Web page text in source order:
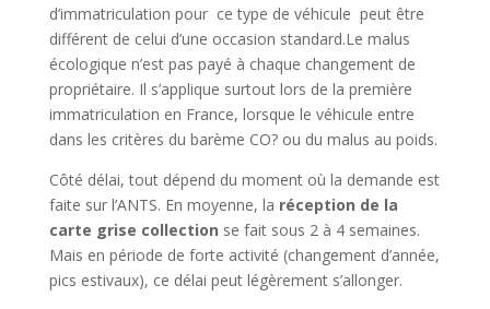
d’immatriculation pour ce type de véhicule peut être
différent de celui d’une occasion standard.Le malus
écologique n’est pas payé à chaque changement de
propriétaire. Il s’applique surtout lors de la première
immatriculation en France, lorsque le véhicule entre
dans les critères du barème CO? ou du malus au poids.
Côté délai, tout dépend du moment où la demande est
faite sur l’ANTS. En moyenne, la réception de la
carte grise collection se fait sous 2 à 4 semaines.
Mais en période de forte activité (changement d’année,
pics estivaux), ce délai peut légèrement s’allonger.